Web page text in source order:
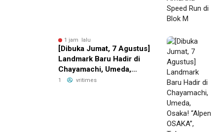
1 jam lalu
[Dibuka Jumat, 7 Agustus]
Landmark Baru Hadir di
Chayamachi, Umeda,
Osaka! “Alpen OSAKA”,
1 vritimes